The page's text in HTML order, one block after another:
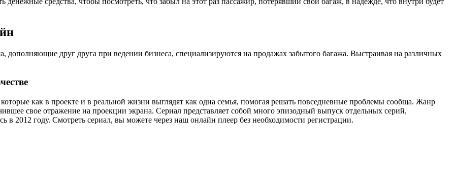
дополняющие друг друга при ведении бизнеса, специализируются на продажах забытого багажа. Выстраивая на различных
как в проекте и в реальной жизни выглядят как одна семья, помогая решать повседневные проблемы сообща. Жанр
свое отражение на проекции экрана. Сериал представляет собой много эпизодный выпуск отдельных серий,
в 2012 году. Смотреть сериал, вы можете через наш онлайн плеер без необходимости регистрации.